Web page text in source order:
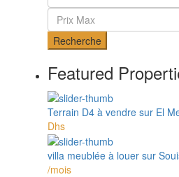
Recherche
Featured
Terrain D4 à vendre sur El
Dhs
villa meublée à louer sur
/mois